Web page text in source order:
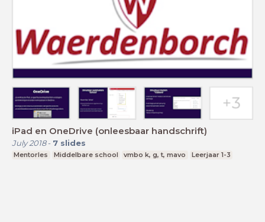
iPad en OneDrive (onleesbaar handschrift)
July 2018- 7 slides
Mentorles Middelbare school vmbo k, g, t, mavo Leerjaar 1-3